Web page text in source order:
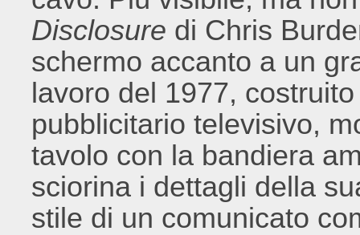
Disclosure di Chris
schermo accanto a un
lavoro del 1977,
pubblicitario televisivo,
tavolo con la bandiera
sciorina i dettagli della
stile di un comunicato